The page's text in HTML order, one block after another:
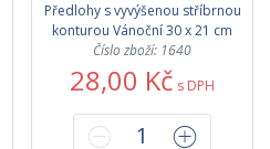
Předlohy s vyvýšenou stříbrnou
konturou Vánoční 30 x 21 cm
Číslo zboží: 1640
28,00 Kč s DPH